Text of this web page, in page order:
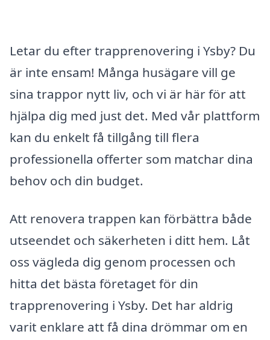
Letar du efter trapprenovering i Ysby? Du
är inte ensam! Många husägare vill ge
sina trappor nytt liv, och vi är här för att
hjälpa dig med just det. Med vår plattform
kan du enkelt få tillgång till flera
professionella offerter som matchar dina
behov och din budget.
Att renovera trappen kan förbättra både
utseendet och säkerheten i ditt hem. Låt
oss vägleda dig genom processen och
hitta det bästa företaget för din
trapprenovering i Ysby. Det har aldrig
varit enklare att få dina drömmar om en